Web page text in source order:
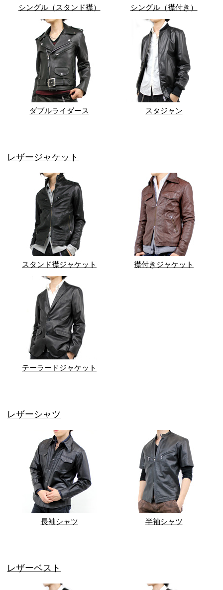
シングル（スタンド襟） シングル（襟付き）
ダブルライダース スタジャン
レザージャケット
スタンド襟ジャケット 襟付きジャケット
テーラードジャケット
レザーシャツ
長袖シャツ 半袖シャツ
レザーベスト